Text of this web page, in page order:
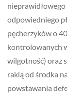
odpowiedniego
pęcherzyków o
kontrolowanych
wilgotność) oraz
raklą od środka
powstawania